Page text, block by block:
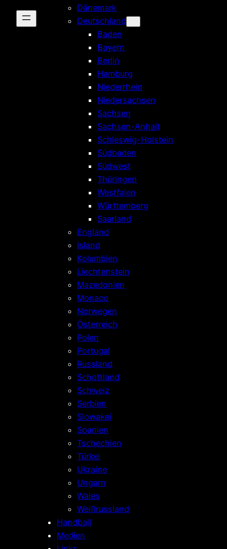
Dänemark
Deutschland
Baden
Bayern
Berlin
Hamburg
Niederrhein
Niedersachsen
Sachsen
Sachsen-Anhalt
Schleswig-Holstein
Südbaden
Südwest
Thüringen
Westfalen
Württemberg
Saarland
England
Island
Kolumbien
Liechtenstein
Mazedonien
Monaco
Norwegen
Österreich
Polen
Portugal
Russland
Schottland
Schweiz
Serbien
Slowakei
Spanien
Tschechien
Türkei
Ukraine
Ungarn
Wales
Weißrussland
Handball
Medien